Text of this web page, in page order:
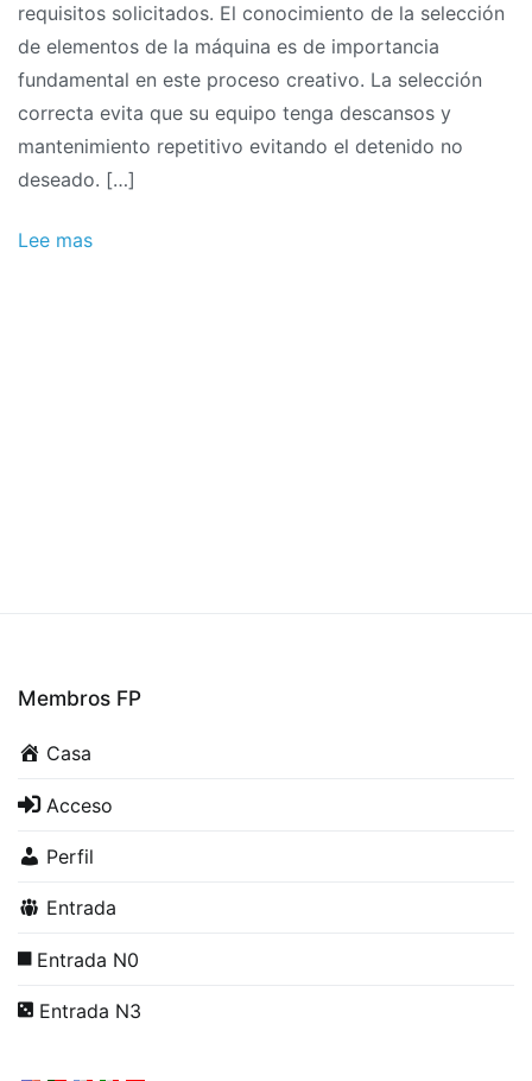
requisitos solicitados. El conocimiento de la selección
de elementos de la máquina es de importancia
fundamental en este proceso creativo. La selección
correcta evita que su equipo tenga descansos y
mantenimiento repetitivo evitando el detenido no
deseado. […]
Lee mas
Membros FP
Casa
Acceso
Perfil
Entrada
Entrada N0
Entrada N3